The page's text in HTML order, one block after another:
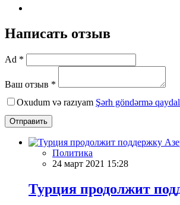
Написать отзыв
Ad *
Ваш отзыв *
Oxudum və razıyam Şərh göndərmə
Отправить
Политика
24 март 2021 15:28
Турция продолжит